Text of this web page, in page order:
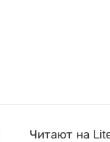
Читают на